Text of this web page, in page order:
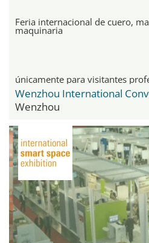
Feria internacional de cuero,
maquinaria
únicamente para visitantes
Wenzhou